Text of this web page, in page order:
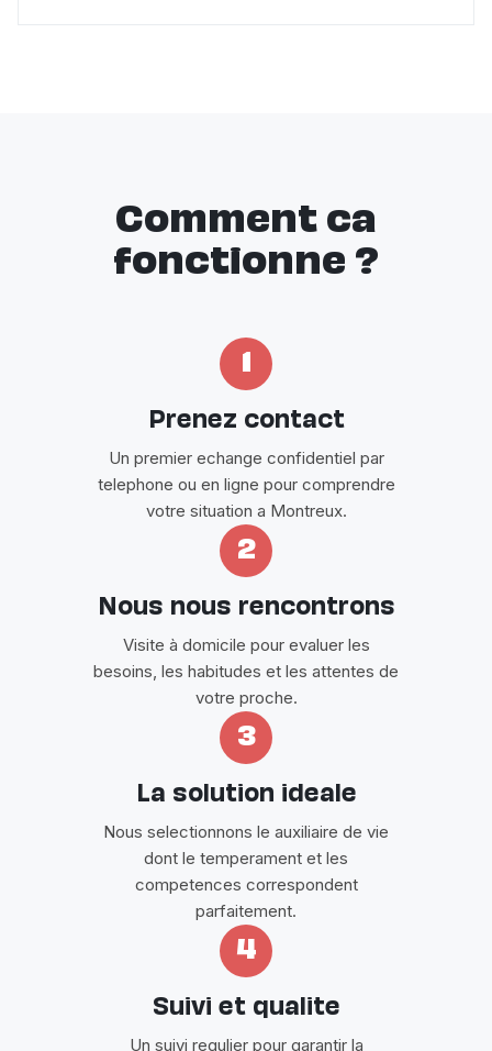
Comment ca
fonctionne ?
Prenez contact
Un premier echange confidentiel par
telephone ou en ligne pour comprendre
votre situation a Montreux.
2
Nous nous rencontrons
Visite à domicile pour evaluer les
besoins, les habitudes et les attentes de
votre proche.
3
La solution ideale
Nous selectionnons le auxiliaire de vie
dont le temperament et les
competences correspondent
parfaitement.
4
Suivi et qualite
Un suivi regulier pour garantir la